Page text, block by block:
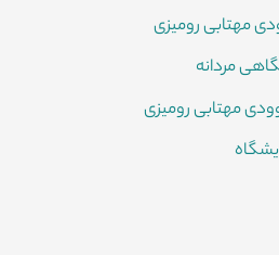
مهتابی رومیزی
مردانه
مهتابی رومیزی